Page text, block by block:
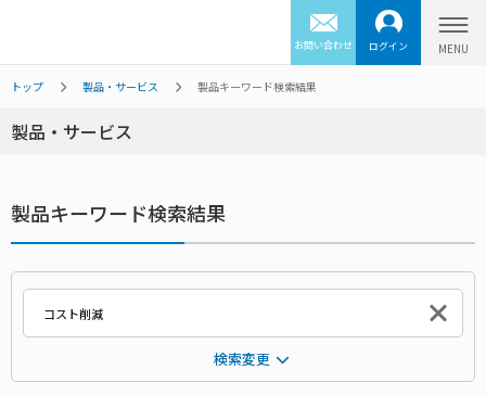
お問い合わせ ログイン
トップ 製品・サービス 製品キーワード検索結果
製品・サービス
製品キーワード検索結果
検索変更